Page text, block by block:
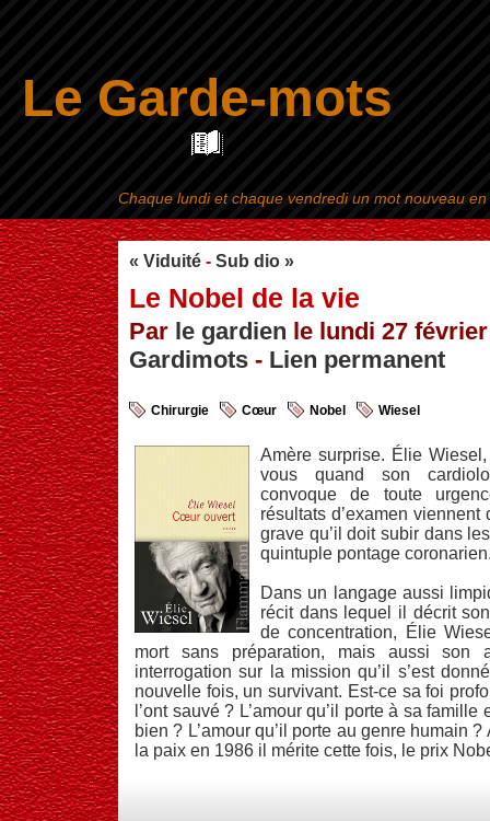
Le Garde-mots
Aller au contenu|
« Viduité - Sub dio »
Le Nobel de la vie
Par le gardien le lundi 27
Gardimots - Lien permanent
Chirurgie Cœur Nobel Wiesel
Amère surprise. Élie
vous quand son
convoque de toute
résultats d’examen viennent
grave qu’il doit subir dans
quintuple pontage
Dans un langage aussi
récit dans lequel il décrit
de concentration, Élie
mort sans préparation, mais aussi
interrogation sur la mission qu’il s’est
nouvelle fois, un survivant. Est-ce sa foi
l’ont sauvé ? L’amour qu’il porte à sa
bien ? L’amour qu’il porte au genre humain
la paix en 1986 il mérite cette fois, le prix
Chaque lundi et chaque vendredi un mot nouveau